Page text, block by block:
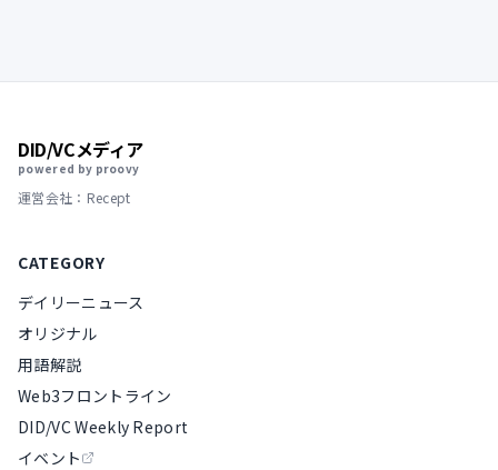
DID/VCメディア
powered by proovy
運営会社：Recept
CATEGORY
デイリーニュース
オリジナル
用語解説
Web3フロントライン
DID/VC Weekly Report
イベント